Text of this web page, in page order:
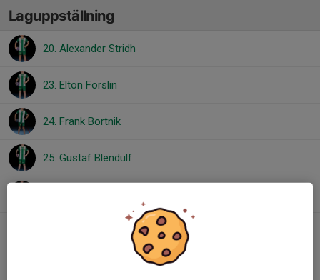
Laguppställning
20. Alexander Stridh
23. Elton Forslin
24. Frank Bortnik
25. Gustaf Blendulf
28. Albert Gunnarsson